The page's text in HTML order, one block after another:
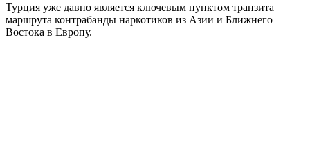
Турция уже давно является ключевым пунктом транзита
маршрута контрабанды наркотиков из Азии и Ближнего
Востока в Европу.